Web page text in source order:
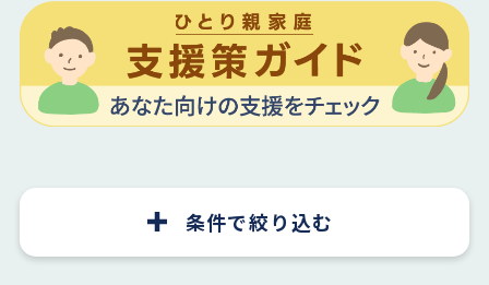
条件で絞り込む